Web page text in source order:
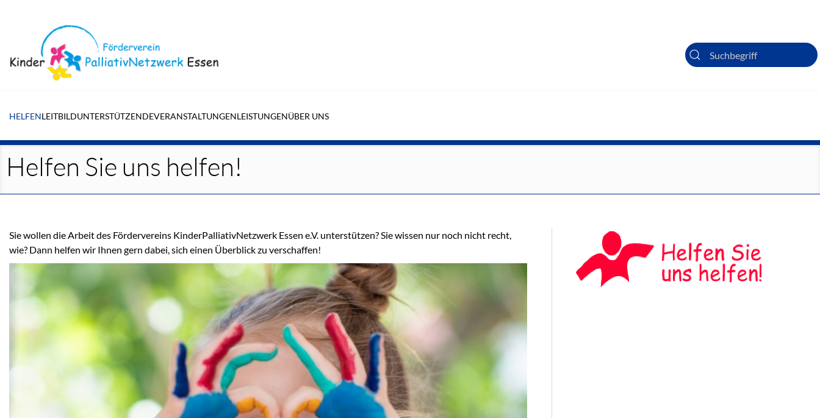
Suche
HELFENLEITBILDUNTERSTÜTZENDEVERANSTALTUNGENLEISTUNGENÜBER UNS
Helfen Sie uns helfen!
Sie wollen die Arbeit des Fördervereins KinderPalliativNetzwerk Essen e.V. unterstützen? Sie wissen nur noch nicht recht,
wie? Dann helfen wir Ihnen gern dabei, sich einen Überblick zu verschaffen!